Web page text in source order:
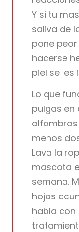
Y si tu
saliva de
pone
hacerse
piel se les
Lo que
pulgas en
menos
Lava la
mascota
semana.
hojas
habla con